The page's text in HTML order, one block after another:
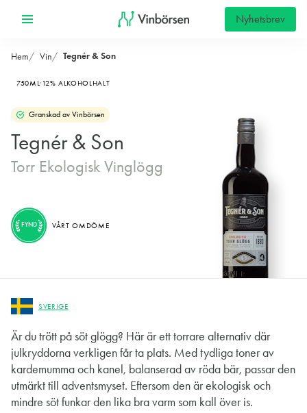
Nyhetsbrev
Hem Vin Tegnér & Son
750ML 12% ALKOHOLHALT
Granskad av Vinbörsen
Tegnér & Son
Torr Ekologisk Vinglögg
SVERIGE
Är du trött på söt glögg? Här är ett torrare alternativ där
julkryddorna verkligen får ta plats. Med tydliga toner av
kardemumma och kanel, balanserad av röda bär, passar den
utmärkt till adventsmyset. Eftersom den är ekologisk och
mindre söt funkar den lika bra varm som kall över is.
FYND VÅRT OMDÖME